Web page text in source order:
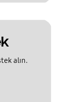
alın.